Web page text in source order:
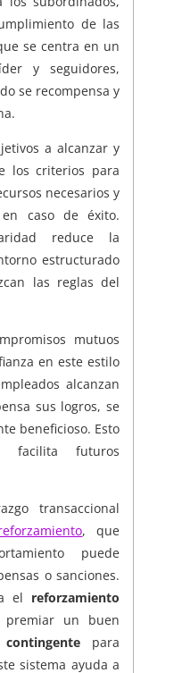
de las
se centra en un
y seguidores,
se recompensa y
a alcanzar y
los criterios para
necesarios y
en caso de éxito.
reduce la
estructurado
las reglas del
mutuos
en este estilo
alcanzan
sus logros, se
beneficioso. Esto
futuros
transaccional
, que
puede
o sanciones.
el reforzamiento
un buen
para
sistema ayuda a